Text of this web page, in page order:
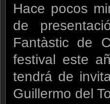
Hace pocos
de
Fantàstic de
festival este
tendrá de
Guillermo del